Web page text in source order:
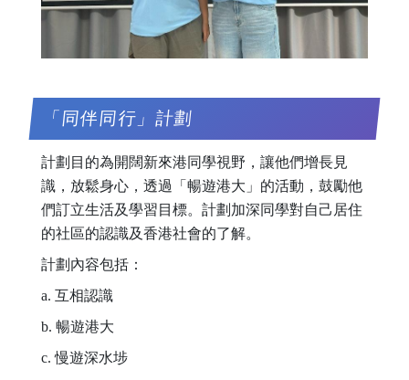
「同伴同行」計劃
計劃目的為開闊新來港同學視野，讓他們增長見
識，放鬆身心，透過「暢遊港大」的活動，鼓勵他
們訂立生活及學習目標。計劃加深同學對自己居住
的社區的認識及香港社會的了解。
計劃內容包括：
a. 互相認識
b. 暢遊港大
c. 慢遊深水埗